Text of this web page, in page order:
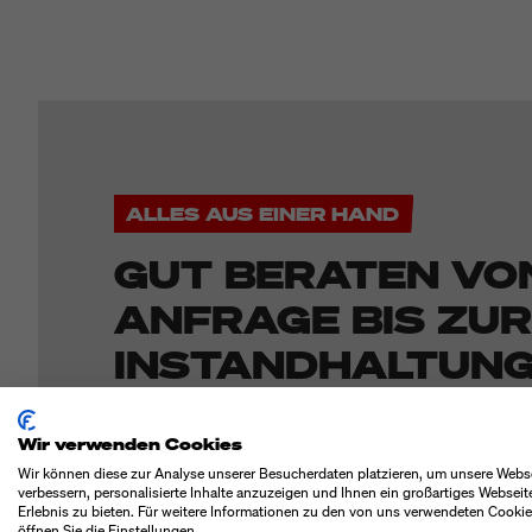
ALLES AUS EINER HAND
GUT BERATEN
ANFRAGE BIS ZUR
Unsere Experten beraten Sie individuell und
optimale Ergebnis für Ihren Anwendungsfall zu
sich auf einen erfahrenen Partner, der Ihnen vom
Wir verwenden Cookies
Wir können diese zur Analyse unserer Besucherdaten platzieren, um unsere
verbessern, personalisierte Inhalte anzuzeigen und Ihnen ein großartiges
Erlebnis zu bieten. Für weitere Informationen zu den von uns verwendeten